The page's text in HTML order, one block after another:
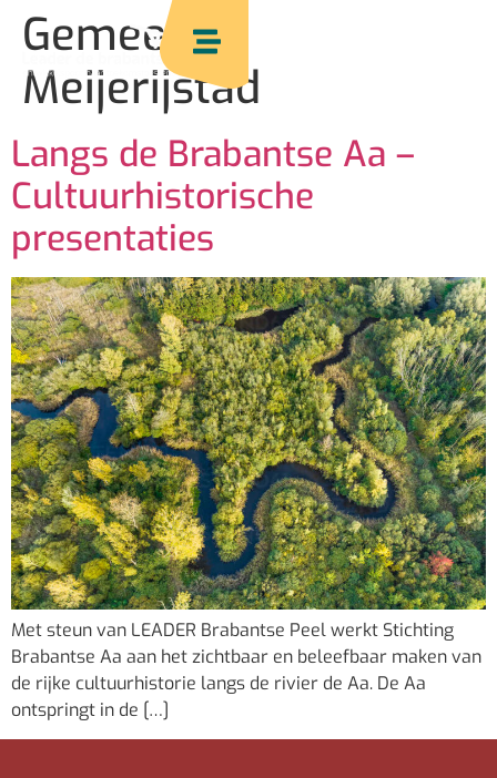
Gemeente:
Meijerijstad
Langs de Brabantse Aa –
Cultuurhistorische
presentaties
Met steun van LEADER Brabantse Peel werkt Stichting
Brabantse Aa aan het zichtbaar en beleefbaar maken van
de rijke cultuurhistorie langs de rivier de Aa. De Aa
ontspringt in de […]